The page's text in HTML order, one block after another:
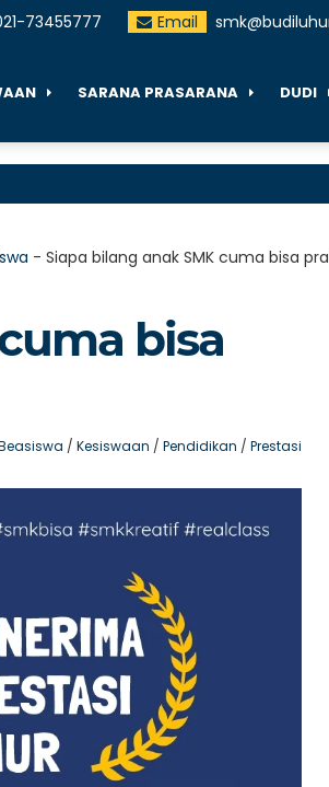
73455777 Email
SARANA PRASARANA DUDI
- Siapa bilang anak SMK cuma bisa
bisa
/Kesiswaan /Pendidikan /Prestasi